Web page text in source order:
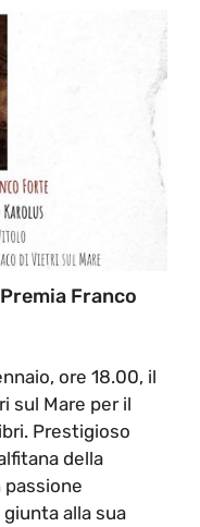
Franco
ore 18.00, il
sul Mare per il
Prestigioso
della
alla sua